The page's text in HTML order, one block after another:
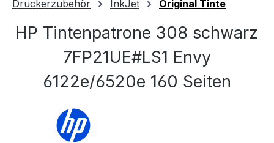
Druckerzubehör InkJet Original Tinte
HP Tintenpatrone 308 schwarz
7FP21UE#LS1 Envy
6122e/6520e 160 Seiten